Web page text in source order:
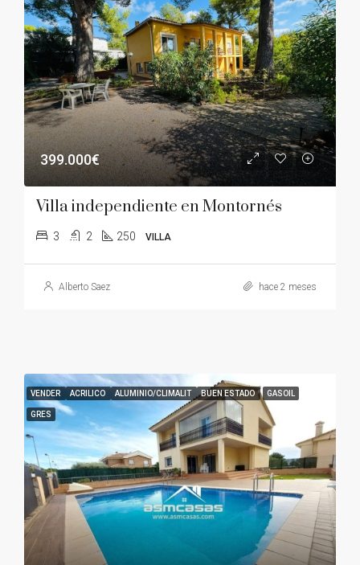
399.000€
Villa independiente en Montornés
3 2 250 VILLA
Alberto Saez hace 2 meses
VENDER ACRILICO ALUMINIO/CLIMALIT BUEN ESTADO GASOIL
GRES